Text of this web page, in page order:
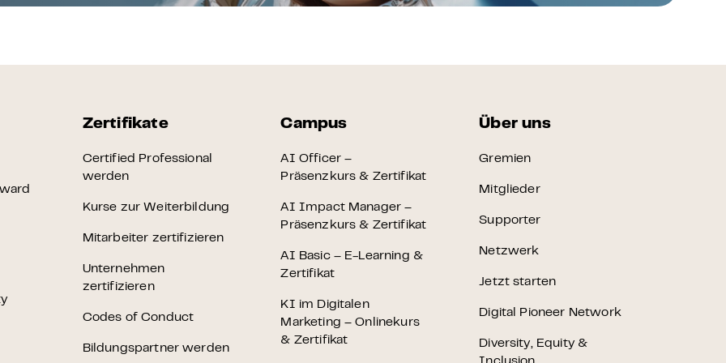
Zertifikate
Certified Professional
werden
Kurse zur Weiterbildung
Mitarbeiter zertifizieren
Unternehmen
zertifizieren
Codes of Conduct
Bildungspartner werden
Campus
AI Officer –
Präsenzkurs & Zertifikat
AI Impact Manager –
Präsenzkurs & Zertifikat
AI Basic – E-Learning &
Zertifikat
KI im Digitalen
Marketing – Onlinekurs
& Zertifikat
Über uns
Gremien
Mitglieder
Supporter
Netzwerk
Jetzt starten
Digital Pioneer Network
Diversity, Equity &